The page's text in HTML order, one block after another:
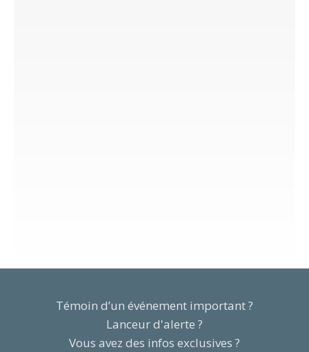
Témoin d’un événement important ?
Lanceur d'alerte ?
Vous avez des infos exclusives ?